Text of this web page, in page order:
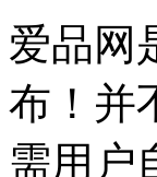
爱品网
布！并
需用户